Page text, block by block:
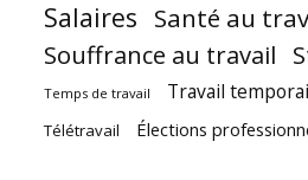
Salaires Santé au
Souffrance au travail
Temps de travail Travail
Télétravail Élections